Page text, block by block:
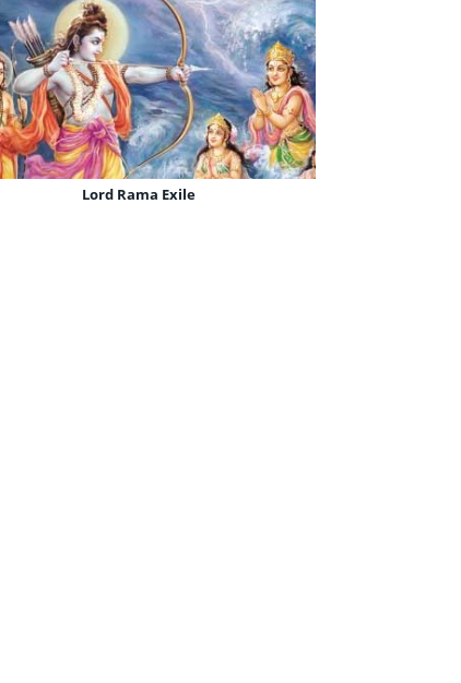
Sri Ram Jai Ram Jai Jai Ram
Lord Rama Exile